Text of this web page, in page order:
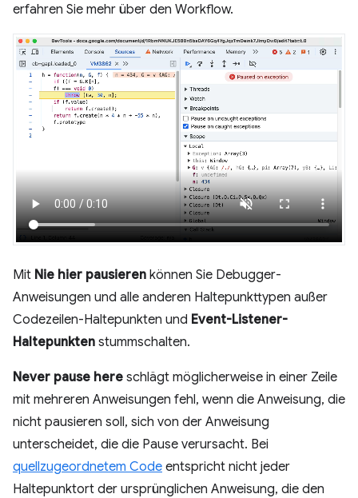
erfahren Sie mehr über den Workflow.
Mit Nie hier pausieren können Sie Debugger-
Anweisungen und alle anderen Haltepunkttypen außer
Codezeilen-Haltepunkten und Event-Listener-
Haltepunkten stummschalten.
Never pause here schlägt möglicherweise in einer Zeile
mit mehreren Anweisungen fehl, wenn die Anweisung, die
nicht pausieren soll, sich von der Anweisung
unterscheidet, die die Pause verursacht. Bei
quellzugeordnetem Code entspricht nicht jeder
Haltepunktort der ursprünglichen Anweisung, die den